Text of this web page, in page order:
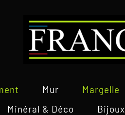
Mur Margelle
Minéral & Déco
Bijoux